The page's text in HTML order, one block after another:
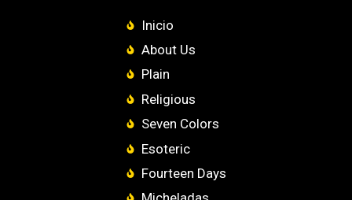
Inicio
About Us
Plain
Religious
Seven Colors
Esoteric
Fourteen Days